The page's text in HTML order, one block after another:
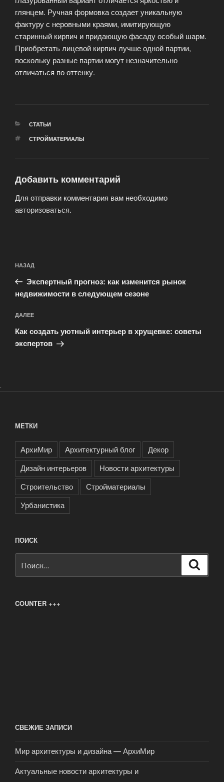
глянцем. Ручная формовка создает уникальную
фактуру с неровными краями, имитирующую
старинный кирпич и придающую фасаду особый шарм.
Приобретать лицевой кирпич лучше одной партии,
поскольку разные партии могут незначительно
отличаться по оттенку.
РУБРИКИ
СТАТЬИ
МЕТКИ
СТРОЙМАТЕРИАЛЫ
Добавить комментарий
Для отправки комментария вам необходимо
авторизоваться.
по
записям
Предыдущая
запись:
НАЗАД
Экспертный прогноз: как изменится рынок
недвижимости в следующем сезоне
Следующая
запись
ДАЛЕЕ
Как создать уютный интерьер в хрущевке: советы
экспертов
.
МЕТКИ
АрхиМир Архитектурный блог
Декор
Дизайн интерьеров
Новости архитектуры
Строительство
Стройматериалы
Урбанистика
ПОИСК
COUNTER +++
СВЕЖИЕ ЗАПИСИ
Мир архитектуры и дизайна — АрхиМир
Актуальные новости архитектуры и